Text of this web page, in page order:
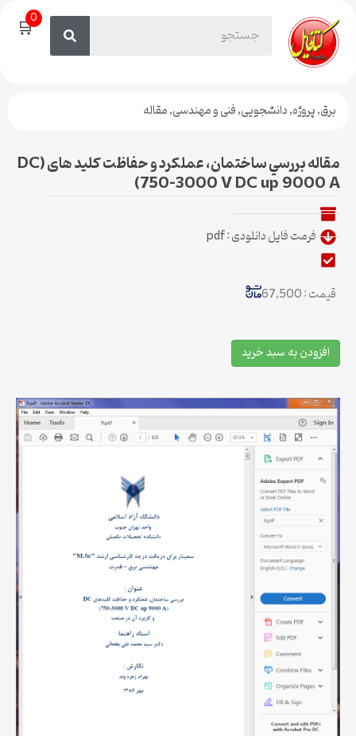
🛒0
برق,پروژه,دانشجویی,فنی و مهندسی,مقاله
مقاله بررسي ساختمان، عملكرد و حفاظت کلید های (DC
(750-3000 V DC up 9000 A
فرمت فایل دانلودی : pdf
قیمت : 67,500
افزودن به سبد خرید